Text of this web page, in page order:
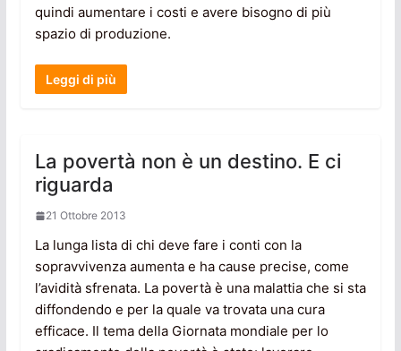
quindi aumentare i costi e avere bisogno di più
spazio di produzione.
Leggi di più
La povertà non è un destino. E ci
riguarda
21 Ottobre 2013
La lunga lista di chi deve fare i conti con la
sopravvivenza aumenta e ha cause precise, come
l’avidità sfrenata. La povertà è una malattia che si sta
diffondendo e per la quale va trovata una cura
efficace. Il tema della Giornata mondiale per lo